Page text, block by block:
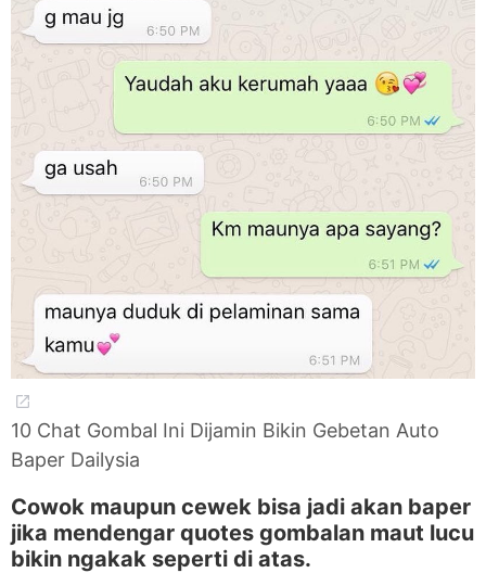
10 Chat Gombal Ini Dijamin Bikin Gebetan Auto
Baper Dailysia
Cowok maupun cewek bisa jadi akan baper
jika mendengar quotes gombalan maut lucu
bikin ngakak seperti di atas.